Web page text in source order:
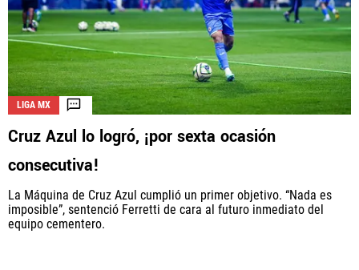
LIGA MX
Cruz Azul lo logró, ¡por sexta ocasión
consecutiva!
La Máquina de Cruz Azul cumplió un primer objetivo. “Nada es
imposible”, sentenció Ferretti de cara al futuro inmediato del
equipo cementero.